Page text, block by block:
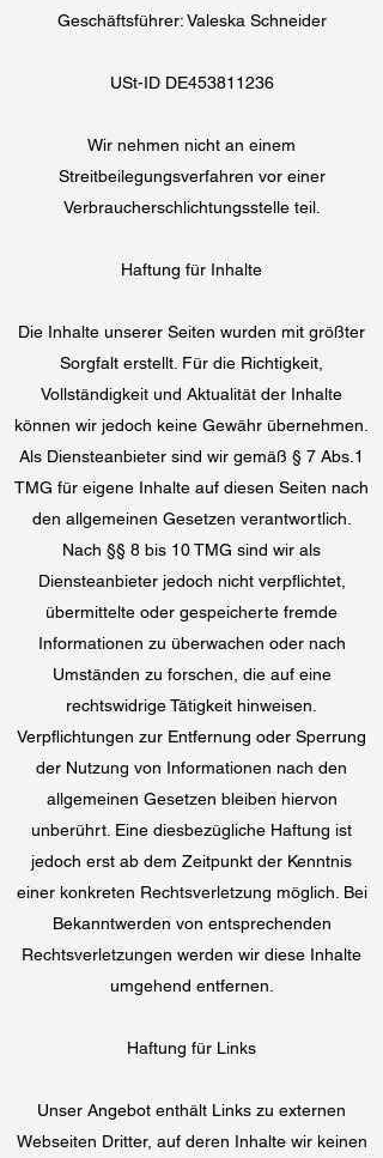
Geschäftsführer: Valeska Schneider
USt-ID DE453811236
Wir nehmen nicht an einem
Streitbeilegungsverfahren vor einer
Verbraucherschlichtungsstelle teil.
Haftung für Inhalte
Die Inhalte unserer Seiten wurden mit größter
Sorgfalt erstellt. Für die Richtigkeit,
Vollständigkeit und Aktualität der Inhalte
können wir jedoch keine Gewähr übernehmen.
Als Diensteanbieter sind wir gemäß § 7 Abs.1
TMG für eigene Inhalte auf diesen Seiten nach
den allgemeinen Gesetzen verantwortlich.
Nach §§ 8 bis 10 TMG sind wir als
Diensteanbieter jedoch nicht verpflichtet,
übermittelte oder gespeicherte fremde
Informationen zu überwachen oder nach
Umständen zu forschen, die auf eine
rechtswidrige Tätigkeit hinweisen.
Verpflichtungen zur Entfernung oder Sperrung
der Nutzung von Informationen nach den
allgemeinen Gesetzen bleiben hiervon
unberührt. Eine diesbezügliche Haftung ist
jedoch erst ab dem Zeitpunkt der Kenntnis
einer konkreten Rechtsverletzung möglich. Bei
Bekanntwerden von entsprechenden
Rechtsverletzungen werden wir diese Inhalte
umgehend entfernen.
Haftung für Links
Unser Angebot enthält Links zu externen
Webseiten Dritter, auf deren Inhalte wir keinen